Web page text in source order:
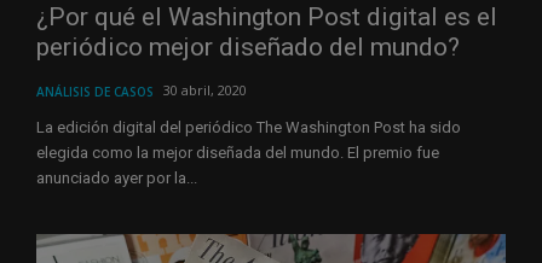
¿Por qué el Washington Post digital es el
periódico mejor diseñado del mundo?
ANÁLISIS DE CASOS 30 abril, 2020
La edición digital del periódico The Washington Post ha sido
elegida como la mejor diseñada del mundo. El premio fue
anunciado ayer por la...